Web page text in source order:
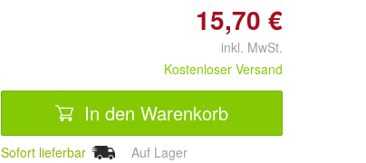
15,70 €
inkl. MwSt.
Kostenloser Versand
In den Warenkorb
Sofort lieferbar
Auf Lager